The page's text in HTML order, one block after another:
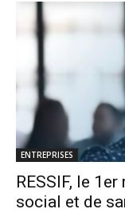
ENTREPRISES
RESSIF, le
social et de